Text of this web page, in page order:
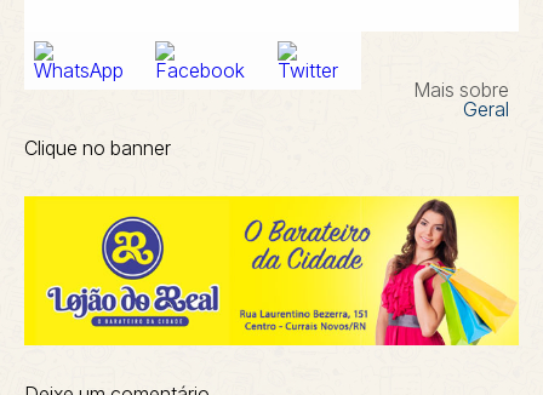
Mais sobre
Geral
Clique no banner